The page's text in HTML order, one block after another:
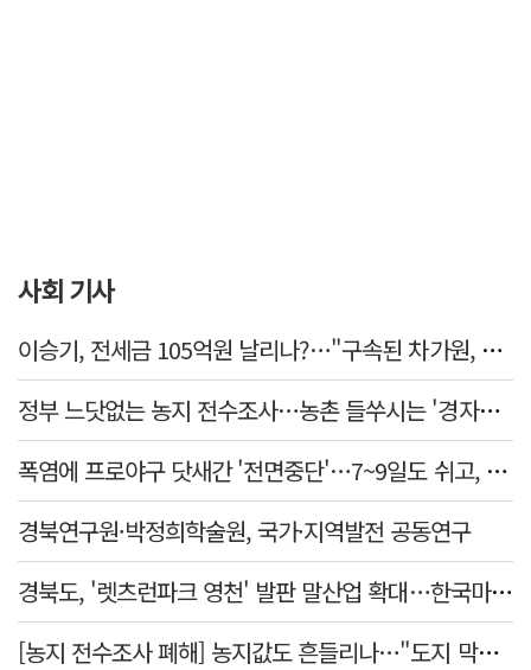
사회 기사
이승기, 전세금 105억원 날리나?…"구속된 차가원, 형사 범죄 영역"
정부 느닷없는 농지 전수조사…농촌 들쑤시는 '경자유전'의 칼날
폭염에 프로야구 닷새간 '전면중단'…7~9일도 쉬고, 11일 재개
경북연구원·박정희학술원, 국가·지역발전 공동연구
경북도, '렛츠런파크 영천' 발판 말산업 확대…한국마사회 유치도 총력
[농지 전수조사 폐해] 농지값도 흔들리나…"도지 막히면 헐값 매물 나올 수도"